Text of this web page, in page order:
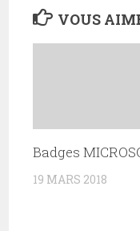
VOUS
Badges
19 MARS 2018